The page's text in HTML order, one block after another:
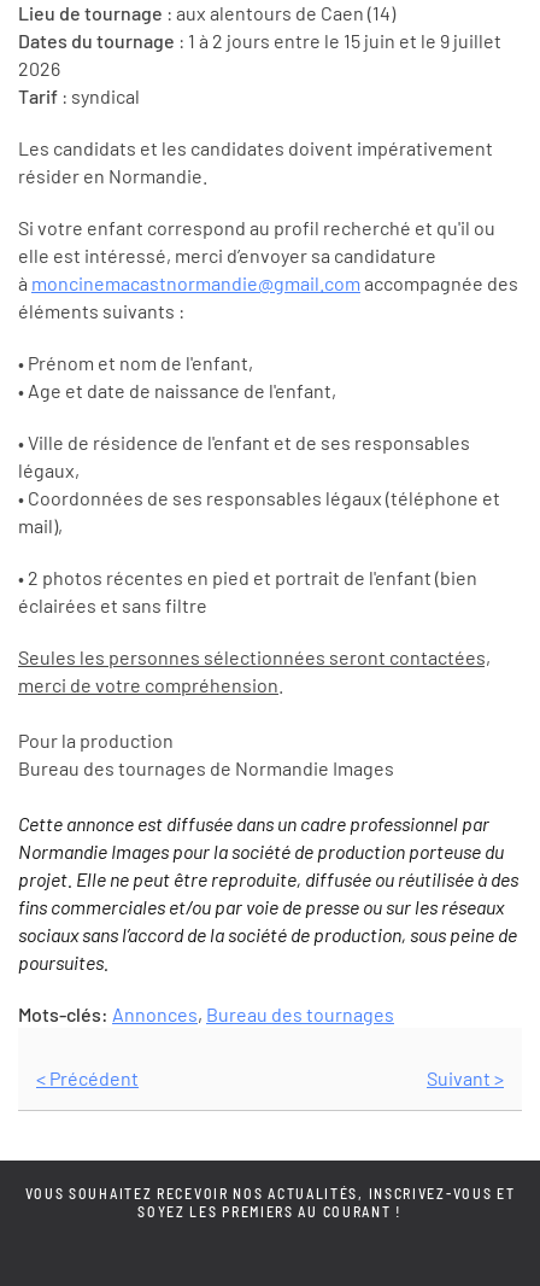
Lieu de tournage : aux alentours de Caen (14)
Dates du tournage : 1 à 2 jours entre le 15 juin et le 9 juillet
2026
Tarif : syndical
Les candidats et les candidates doivent impérativement
résider en Normandie.
Si votre enfant correspond au profil recherché et qu'il ou
elle est intéressé, merci d’envoyer sa candidature
à moncinemacastnormandie@gmail.com accompagnée des
éléments suivants :
• Prénom et nom de l'enfant,
• Age et date de naissance de l'enfant,
• Ville de résidence de l'enfant et de ses responsables
légaux,
• Coordonnées de ses responsables légaux (téléphone et
mail),
• 2 photos récentes en pied et portrait de l'enfant (bien
éclairées et sans filtre
Seules les personnes sélectionnées seront contactées,
merci de votre compréhension
Pour la production
Bureau des tournages de Normandie Images
Cette annonce est diffusée dans un cadre professionnel par
Normandie Images pour la société de production porteuse du
projet. Elle ne peut être reproduite, diffusée ou réutilisée à des
fins commerciales et/ou par voie de presse ou sur les réseaux
sociaux sans l’accord de la société de production, sous peine de
poursuites.
Mots-clés: Annonces, Bureau des tournages
< Précédent Suivant >
VOUS SOUHAITEZ RECEVOIR NOS ACTUALITÉS, INSCRIVEZ-VOUS ET
SOYEZ LES PREMIERS AU COURANT !